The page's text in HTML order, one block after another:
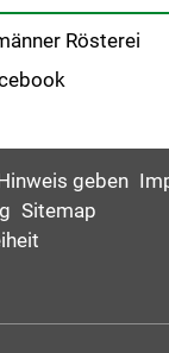
Rösterei
geben
Sitemap